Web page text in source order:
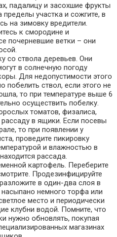
падалицу и засохшие фрукты
участка и сожгите, в
на зимовку вредители.
к смородине и
почерневшие ветки – они
со ствола деревьев. Они
в солнечную погоду
Для недопустимости этого
ствол, если этого не
то при температуре выше 6
осуществить побелку.
томатов, физалиса,
в ящики. Если посевы
то при появлении у
проведите пикировку
и влажностью в
рассада.
картофель. Переберите
Продезинфицируйте
в один-два слоя в
немного торфа или
место и периодически
клубни водой. Помните, что
нужно обновлять, покупая
магазинах